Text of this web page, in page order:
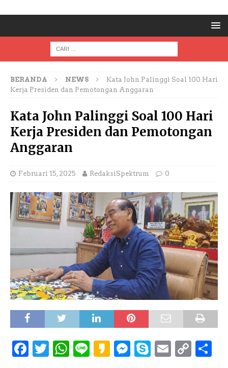
BERANDA NEWS
Kata John Palinggi Soal 100 Hari
Kerja Presiden dan Pemotongan Anggaran
Kata John Palinggi Soal 100 Hari
Kerja Presiden dan Pemotongan
Anggaran
Februari 15, 2025 RedaksiSpektrum 0
F
T
W L
K M S
E
C